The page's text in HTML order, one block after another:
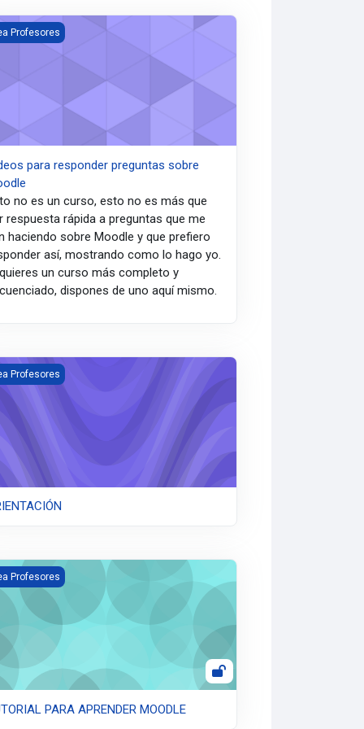
para responder preguntas sobre Moodle
Profesores
para responder preguntas sobre
no es un curso, esto no es más que
respuesta rápida a preguntas que me
haciendo sobre Moodle y que prefiero
así, mostrando como lo hago yo.
un curso más completo y
dispones de uno aquí mismo.
Profesores
PARA APRENDER MOODLE
Profesores
PARA APRENDER MOODLE